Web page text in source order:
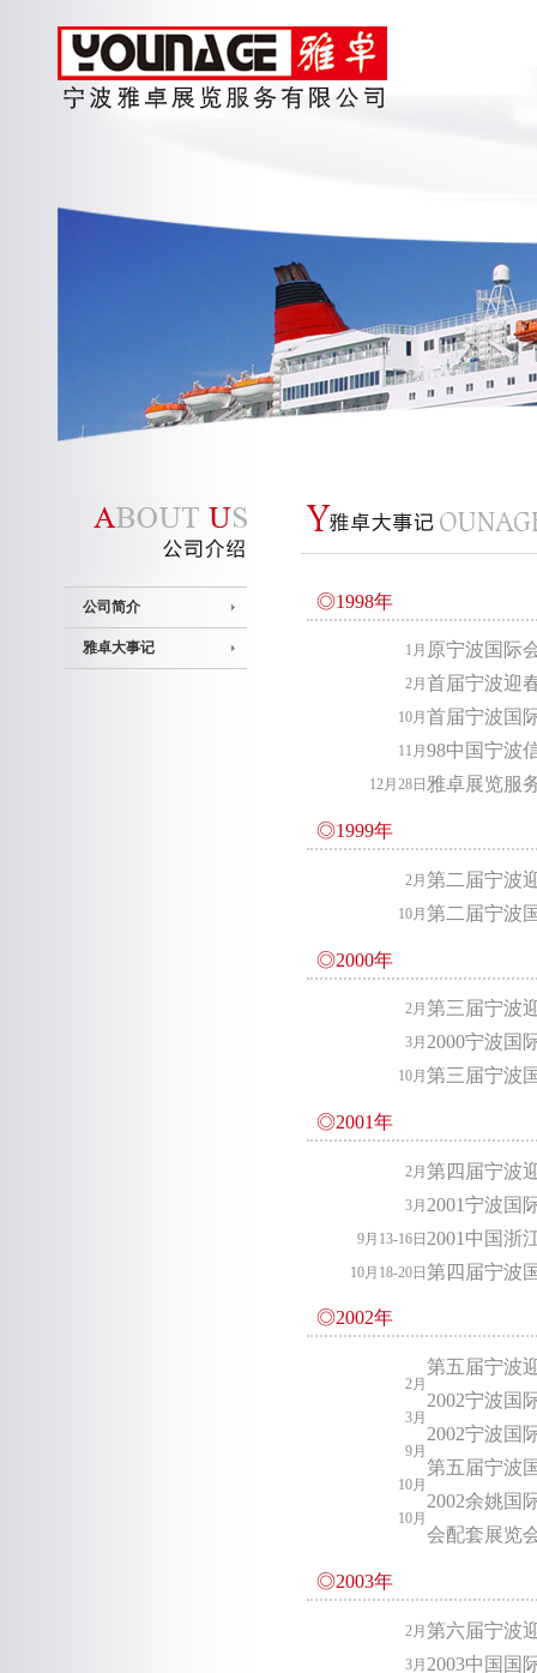
公司简介
雅卓大事记
◎1998年
1月
2月
10月
11月
12月28日
原宁波国际
首届宁波迎
首届宁波国
98中国宁波
雅卓展览服
◎1999年
2月
10月
第二届宁波
第二届宁波
◎2000年
2月
3月
10月
第三届宁波
2000宁波国
第三届宁波
◎2001年
2月
3月
9月13-16日
10月18-20日
第四届宁波
2001宁波国
2001中国浙
第四届宁波
◎2002年
2月
3月
9月
10月
10月
第五届宁波
2002宁波国
2002宁波国
第五届宁波
2002余姚国
会配套展览
◎2003年
2月
3月
第六届宁波
2003中国国